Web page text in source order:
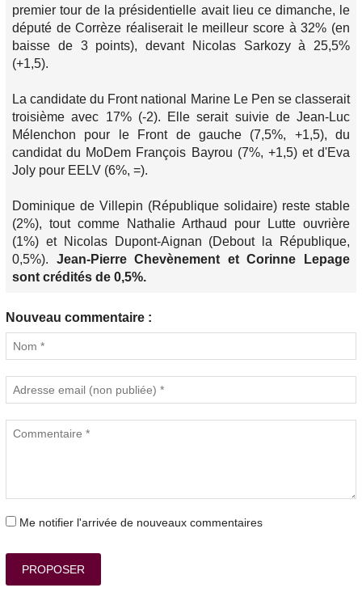
premier tour de la présidentielle avait lieu ce dimanche, le
député de Corrèze réaliserait le meilleur score à 32% (en
baisse de 3 points), devant Nicolas Sarkozy à 25,5%
(+1,5).
La candidate du Front national Marine Le Pen se classerait
troisième avec 17% (-2). Elle serait suivie de Jean-Luc
Mélenchon pour le Front de gauche (7,5%, +1,5), du
candidat du MoDem François Bayrou (7%, +1,5) et d'Eva
Joly pour EELV (6%, =).
Dominique de Villepin (République solidaire) reste stable
(2%), tout comme Nathalie Arthaud pour Lutte ouvrière
(1%) et Nicolas Dupont-Aignan (Debout la République,
0,5%). Jean-Pierre Chevènement et Corinne Lepage
sont crédités de 0,5%.
Nouveau commentaire :
Me notifier l'arrivée de nouveaux commentaires
PROPOSER